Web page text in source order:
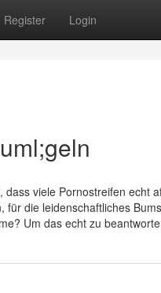
Register Login
viele Pornostreifen echt
die leidenschaftliches
Um das echt zu